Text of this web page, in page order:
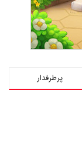
پرطرفدار